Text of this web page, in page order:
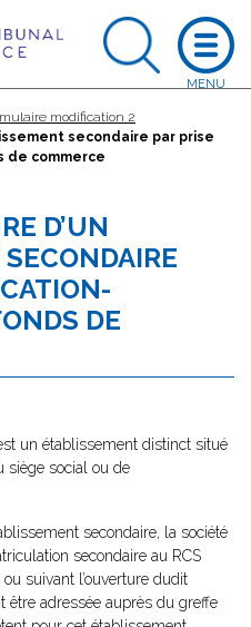
modification 2
secondaire par prise
de commerce
D’UN
DE
un établissement distinct situé
siège social ou de
secondaire, la société
secondaire au RCS
suivant l’ouverture dudit
être adressée auprès du greffe